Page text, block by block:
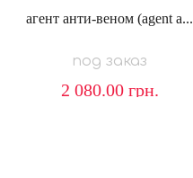
агент анти-веном (agent a...
под заказ
2 080.00 грн.